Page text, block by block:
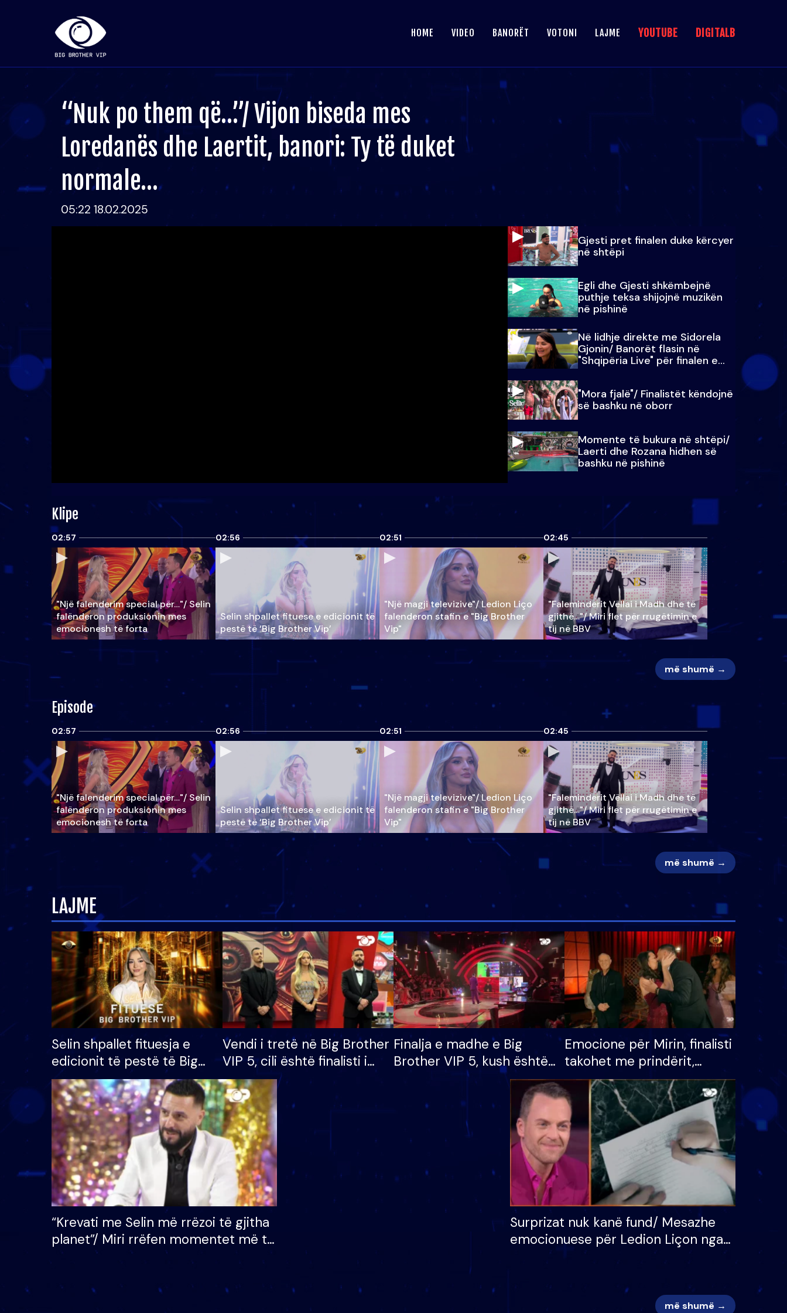
HOME VIDEO BANORËT VOTONI LAJME YOUTUBE DIGITALB
“Nuk po them që…”/ Vijon biseda mes
Loredanës dhe Laertit, banori: Ty të duket
normale…
05:22 18.02.2025
Gjesti pret finalen duke kërcyer
në shtëpi
Egli dhe Gjesti shkëmbejnë
puthje teksa shijojnë muzikën
në pishinë
Në lidhje direkte me Sidorela
Gjonin/ Banorët flasin në
"Shqipëria Live" për finalen e
madhe
"Mora fjalë"/ Finalistët këndojnë
së bashku në oborr
Momente të bukura në shtëpi/
Laerti dhe Rozana hidhen së
bashku në pishinë
Klipe
02:57
"Një falenderim special për…"/ Selin
falënderon produksionin mes
emocionesh të forta
02:56
Selin shpallet fituese e edicionit të
pestë të ‘Big Brother Vip’
02:51
"Një magji televizive"/ Ledion Liço
falenderon stafin e "Big Brother
Vip"
02:45
"Faleminderit Vëllai i Madh dhe të
gjithë…"/ Miri flet për rrugëtimin e
tij në BBV
më shumë →
Episode
02:57
"Një falenderim special për…"/ Selin
falënderon produksionin mes
emocionesh të forta
02:56
Selin shpallet fituese e edicionit të
pestë të ‘Big Brother Vip’
02:51
"Një magji televizive"/ Ledion Liço
falenderon stafin e "Big Brother
Vip"
02:45
"Faleminderit Vëllai i Madh dhe të
gjithë…"/ Miri flet për rrugëtimin e
tij në BBV
më shumë →
LAJME
Selin shpallet fituesja e
edicionit të pestë të Big
Brother VIP, rrëmben
çmimin e madh prej 100
mijë eurosh
Vendi i tretë në Big Brother
VIP 5, cili është finalisti i
radhës që lë shtëpinë
Finalja e madhe e Big
Brother VIP 5, kush është
banori i parë që lë shtëpinë
dhe humb mundësinë për
të fituar çmimin e madh
Emocione për Mirin, finalisti
takohet me prindërit,
vajzën dhe bashkëshorten:
S’kemi ndonjë letër divorci
apo jo?
“Krevati me Selin më rrëzoi të gjitha
planet”/ Miri rrëfen momentet më të
bukura në shtëpinë e BB VIP: Do më
Surprizat nuk kanë fund/ Mesazhe
emocionuese për Ledion Liçon nga
nëna dhe fëmijët e tij, moderatori
më shumë →